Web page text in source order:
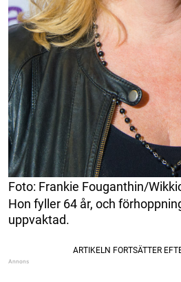
Foto: Frankie Fouganthin/
Hon fyller 64 år, och
uppvaktad.